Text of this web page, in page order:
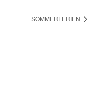
SOMMERFERIEN